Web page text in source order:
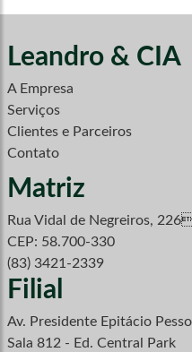
Leandro & CIA
A Empresa
Serviços
Clientes e Parceiros
Contato
Matriz
Rua Vidal de Negreiros,
CEP: 58.700-330
(83) 3421-2339
Filial
Av. Presidente Epitácio
Sala 812 - Ed. Central Park